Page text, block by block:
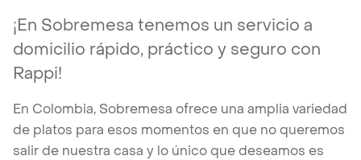
¡En Sobremesa tenemos un servicio a
domicilio rápido, práctico y seguro con
Rappi!
En Colombia, Sobremesa ofrece una amplia variedad
de platos para esos momentos en que no queremos
salir de nuestra casa y lo único que deseamos es